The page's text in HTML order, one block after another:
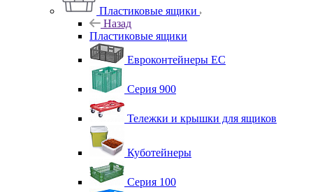
Пластиковые ящики
Назад
Пластиковые ящики
Евроконтейнеры ЕС
Серия 900
Тележки и крышки для ящиков
Куботейнеры
Серия 100